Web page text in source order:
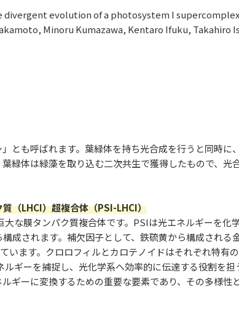
divergent evolution of a photosystem I
Minoru Kumazawa, Kentaro Ifuku, Takahiro
とも呼ばれます。葉緑体を持ち光合成を行うと同時に
緑体は緑藻を取り込む二次共生で獲得したもので、光
（LHCI）超複合体（PSI-LHCI）
な膜タンパク質複合体です。PSIは光エネルギーを化
成されます。補欠因子として、鉄硫黄から構成される
います。クロロフィルとカロテノイドはそれぞれ特有
ギーを捕捉し、光化学系へ効率的に伝達する役割を
ギーに変換するための重要な要素であり、その多様性